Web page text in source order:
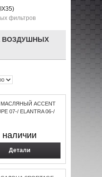
фильтров
ВОЗДУШНЫХ
ACCENT
07-/ ELANTRA 06-/
наличии
Детали